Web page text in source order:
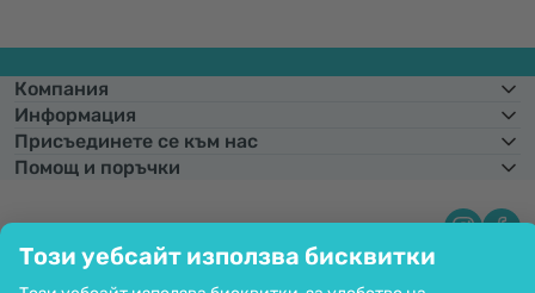
Този уебсайт използва бисквитки
Компания
Информация
Присъединете се към нас
Помощ и поръчки
Фиксиран курс на конвертиране:1 € =1,95583 лв.Възможност за
плащане с карта. Гарантирана защита на личните данни чрез SSL